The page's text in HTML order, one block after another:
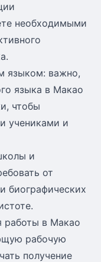
необходимыми
языком: важно,
языка в Макао
чтобы
учениками и
и
от
биографических
работы в Макао
рабочую
получение